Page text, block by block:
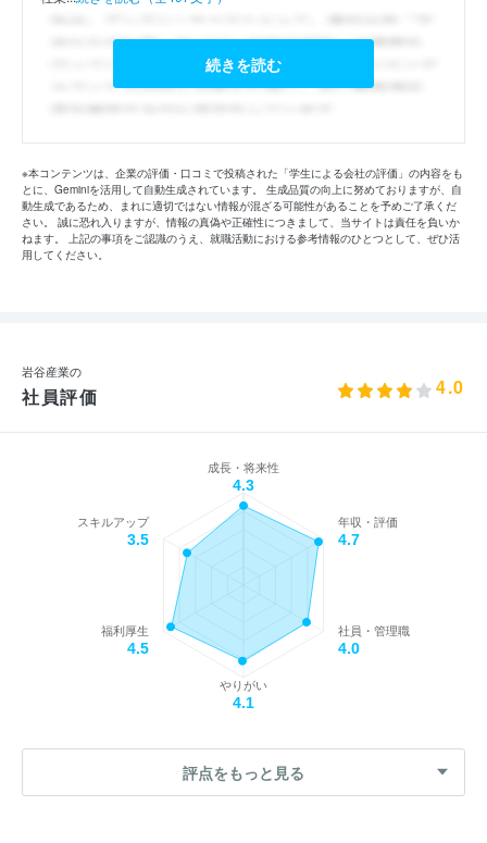
続きを読む
※本コンテンツは、企業の評価・口コミで投稿された「学生による会社の評価」の内容をも
とに、Geminiを活用して自動生成されています。 生成品質の向上に努めておりますが、自
動生成であるため、まれに適切ではない情報が混ざる可能性があることを予めご了承くだ
さい。 誠に恐れ入りますが、情報の真偽や正確性につきまして、当サイトは責任を負いか
ねます。 上記の事項をご認識のうえ、就職活動における参考情報のひとつとして、ぜひ活
用してください。
岩谷産業の
社員評価 4.0
成長・将来性
4.3
年収・評価
4.7
社員・管理職
4.0
やりがい
4.1
福利厚生
4.5
スキルアップ
3.5
評点をもっと見る